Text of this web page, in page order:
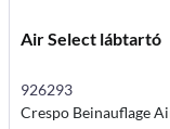
Air Select lábtartó
926293
Crespo Beinauflage